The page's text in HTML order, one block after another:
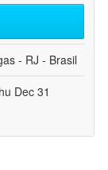
- RJ - Brasil
Dec 31